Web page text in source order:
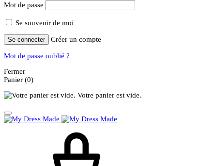
Mot de passe
Se souvenir de moi
Se connecter Créer un compte
Mot de passe oublié ?
Fermer
Panier (0)
Votre panier est vide.